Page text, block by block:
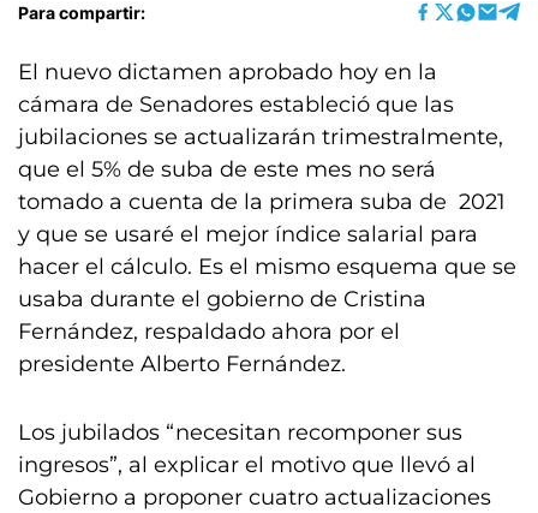
Para compartir:
El nuevo dictamen aprobado hoy en la
cámara de Senadores estableció que las
jubilaciones se actualizarán trimestralmente,
que el 5% de suba de este mes no será
tomado a cuenta de la primera suba de 2021
y que se usaré el mejor índice salarial para
hacer el cálculo. Es el mismo esquema que se
usaba durante el gobierno de Cristina
Fernández, respaldado ahora por el
presidente Alberto Fernández.
Los jubilados “necesitan recomponer sus
ingresos”, al explicar el motivo que llevó al
Gobierno a proponer cuatro actualizaciones